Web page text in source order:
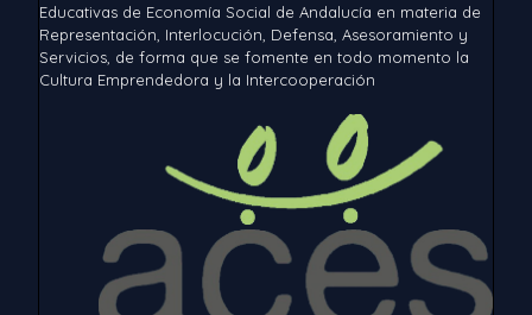
Educativas de Economía Social de Andalucía en materia de
Representación, Interlocución, Defensa, Asesoramiento y
Servicios, de forma que se fomente en todo momento la
Cultura Emprendedora y la Intercooperación